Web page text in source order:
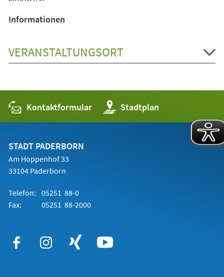
Tab)
Informationen
VERANSTALTUNGSORT
Kontaktformular Stadtplan
(Öffnet
in
einem
STADT PADERBORN
Am Hoppenhof 33
33104 Paderborn
Telefon: 05251 88-0
Fax:
05251 88-2000